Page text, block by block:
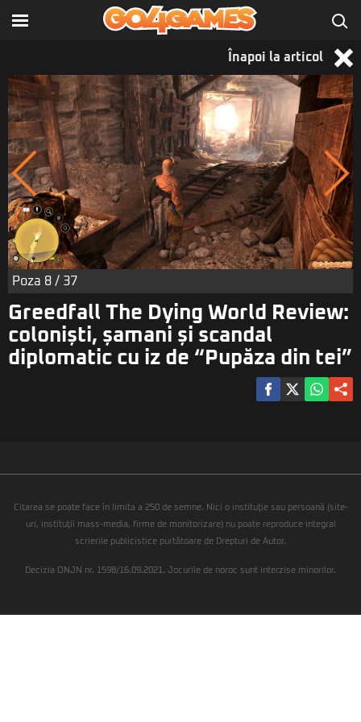
Înapoi la articol
Poza 8 / 37
Greedfall The Dying World Review:
coloniști, șamani și scandal
diplomatic cu iz de “Pupăza din tei”
Citarea se poate face în limita a 250 de semne. Nici o instituţie sau persoană (site-
uri, instituţii mass-media, firme de monitorizare) nu poate reproduce integral
scrierile publicistice purtătoare de Drepturi de Autor.
Decizia ONJN nr. 1598/16.09.2021. Jocurile de noroc sunt interzise minorilor.